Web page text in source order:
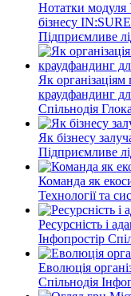
Нотатки модуля
бізнесу
Підприємливе
Як організаціям
краудфандинг
Спільнодія
Як бізнесу
Підприємливе
Команда як
Технології та
Ресурсність і
Інфопростір
Еволюція
Спільнодія